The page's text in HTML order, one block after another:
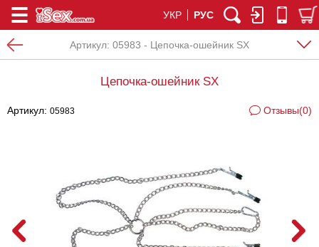
УКР РУС
Артикул: 05983 - Цепочка-ошейник SX
Цепочка-ошейник SX
Артикул: 05983 Отзывы(0)